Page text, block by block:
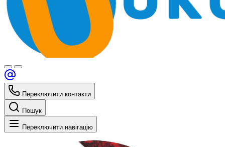
Переключити контакти
Пошук
Переключити навігацію